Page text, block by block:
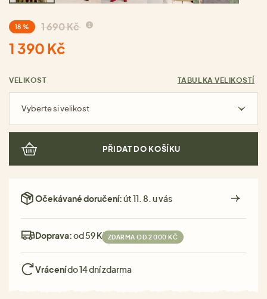
18 % 1 690 Kč
1 390 Kč
VELIKOST TABULKA VELIKOSTÍ
Vyberte si velikost
PŘIDAT DO KOŠÍKU
Očekávané doručení:út 11. 8. u vás
Doprava:od 59 Kč ZDARMA OD 2 000 KČ
Vrácenído 14 dní zdarma